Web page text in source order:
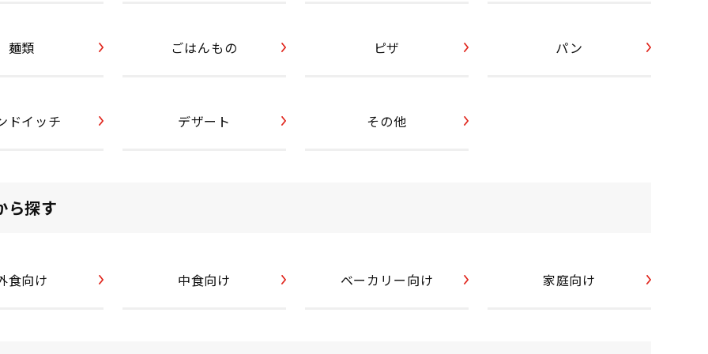
麺類 ごはんもの ピザ パン
ドイッチ デザート その他
ら探す
食向け 中食向け ベーカリー向け 家庭向け